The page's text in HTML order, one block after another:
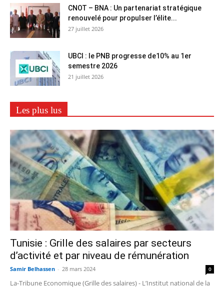
CNOT – BNA : Un partenariat stratégique
renouvelé pour propulser l’élite...
27 juillet 2026
UBCI : le PNB progresse de10% au 1er
semestre 2026
21 juillet 2026
Les plus lus
Tunisie : Grille des salaires par secteurs
d’activité et par niveau de rémunération
Samir Belhassen - 28 mars 2024 0
La-Tribune Economique (Grille des salaires) - L’Institut national de la